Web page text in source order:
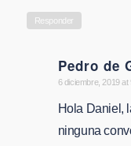
Responder
Pedro de
says:
6 diciembre, 2019 at
Hola Daniel,
ninguna